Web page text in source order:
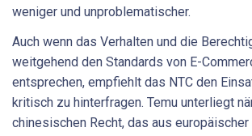
weniger und unproblematischer.
Auch wenn das Verhalten und die
weitgehend den Standards von E-
entsprechen, empfiehlt das NTC den
kritisch zu hinterfragen. Temu unterliegt
chinesischen Recht, das aus europäischer